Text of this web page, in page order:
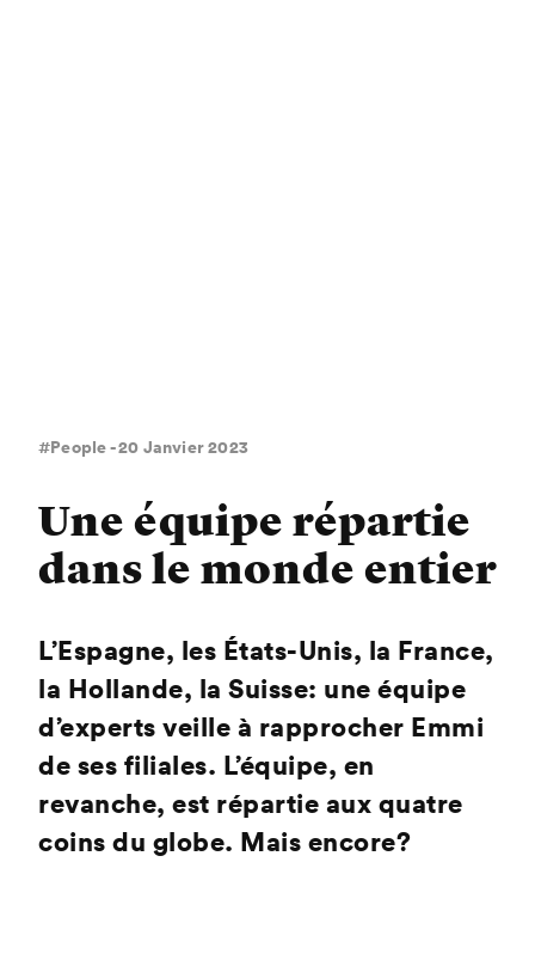
#People - 20 Janvier 2023
Une équipe répartie
dans le monde entier
L’Espagne, les États-Unis, la France,
la Hollande, la Suisse: une équipe
d’experts veille à rapprocher Emmi
de ses filiales. L’équipe, en
revanche, est répartie aux quatre
coins du globe. Mais encore?